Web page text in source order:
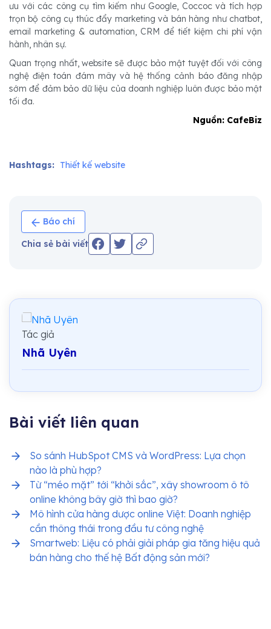
ưu với các công cụ tìm kiếm như Google, Coccoc và tích hợp
trọn bộ công cụ thúc đẩy marketing và bán hàng như chatbot,
email marketing & automation, CRM để tiết kiệm chi phí vận
hành, nhân sự.
Quan trọng nhất, website sẽ được bảo mật tuyệt đối với công
nghệ điện toán đám mây và hệ thống cảnh báo đăng nhập
sớm để đảm bảo dữ liệu của doanh nghiệp luôn được bảo mật
tối đa.
​Nguồn: CafeBiz
Hashtags: Thiết kế website
Báo chí
Chia sẻ bài viết
Tác giả
Nhã Uyên
Bài viết liên quan
So sánh HubSpot CMS và WordPress: Lựa chọn
nào là phù hợp?
Từ “méo mặt” tới “khởi sắc”, xây showroom ô tô
online không bây giờ thì bao giờ?
Mô hình cửa hàng dược online Việt: Doanh nghiệp
cần thông thái trong đầu tư công nghệ
Smartweb: Liệu có phải giải pháp gia tăng hiệu quả
bán hàng cho thế hệ Bất động sản mới?